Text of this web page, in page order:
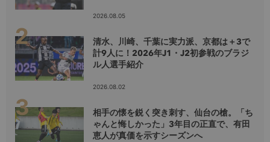
2026.08.05
清水、川崎、千葉に実力派、京都は＋3で
計9人に！2026年J1・J2初参戦のブラジ
ル人選手紹介
2026.08.02
相手の懐を鋭く突き刺す、仙台の槍。「ち
ゃんと悔しかった」3年目の正直で、有田
恵人が真価を示すシーズンへ